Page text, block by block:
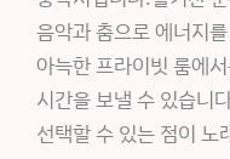
음악과 춤으로 에너지
아늑한 프라이빗 룸에
시간을 보낼 수 있습니
선택할 수 있는 점이 노